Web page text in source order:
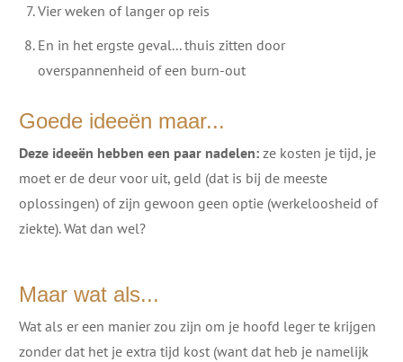
Vier weken of langer op reis
En in het ergste geval... thuis zitten door
overspannenheid of een burn-out
Goede ideeën maar...
Deze ideeën hebben een paar nadelen: ze kosten je tijd, je
moet er de deur voor uit, geld (dat is bij de meeste
oplossingen) of zijn gewoon geen optie (werkeloosheid of
ziekte). Wat dan wel?
Maar wat als...
Wat als er een manier zou zijn om je hoofd leger te krijgen
zonder dat het je extra tijd kost (want dat heb je namelijk